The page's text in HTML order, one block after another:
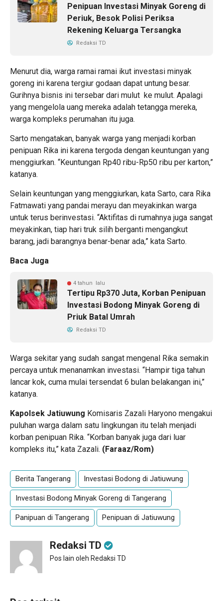
Penipuan Investasi Minyak Goreng di
Periuk, Besok Polisi Periksa
Rekening Keluarga Tersangka
Redaksi TD
Menurut dia, warga ramai ramai ikut investasi minyak
goreng ini karena tergiur godaan dapat untung besar.
Gurihnya bisnis ini tersebar dari mulut ke mulut. Apalagi
yang mengelola uang mereka adalah tetangga mereka,
warga kompleks perumahan itu juga.
Sarto mengatakan, banyak warga yang menjadi korban
penipuan Rika ini karena tergoda dengan keuntungan yang
menggiurkan. “Keuntungan Rp40 ribu-Rp50 ribu per karton,”
katanya.
Selain keuntungan yang menggiurkan, kata Sarto, cara Rika
Fatmawati yang pandai merayu dan meyakinkan warga
untuk terus berinvestasi. “Aktifitas di rumahnya juga sangat
meyakinkan, tiap hari truk silih berganti mengangkut
barang, jadi barangnya benar-benar ada,” kata Sarto.
Baca Juga
4 tahun lalu
Tertipu Rp370 Juta, Korban Penipuan
Investasi Bodong Minyak Goreng di
Priuk Batal Umrah
Redaksi TD
Warga sekitar yang sudah sangat mengenal Rika semakin
percaya untuk menanamkan investasi. “Hampir tiga tahun
lancar kok, cuma mulai tersendat 6 bulan belakangan ini,”
katanya.
Kapolsek Jatiuwung Komisaris Zazali Haryono mengakui
puluhan warga dalam satu lingkungan itu telah menjadi
korban penipuan Rika. “Korban banyak juga dari luar
kompleks itu,” kata Zazali. (Faraaz/Rom)
Berita Tangerang Investasi Bodong di Jatiuwung
Investasi Bodong Minyak Goreng di Tangerang
Panipuan di Tangerang Penipuan di Jatiuwung
Redaksi TD
Pos lain oleh Redaksi TD